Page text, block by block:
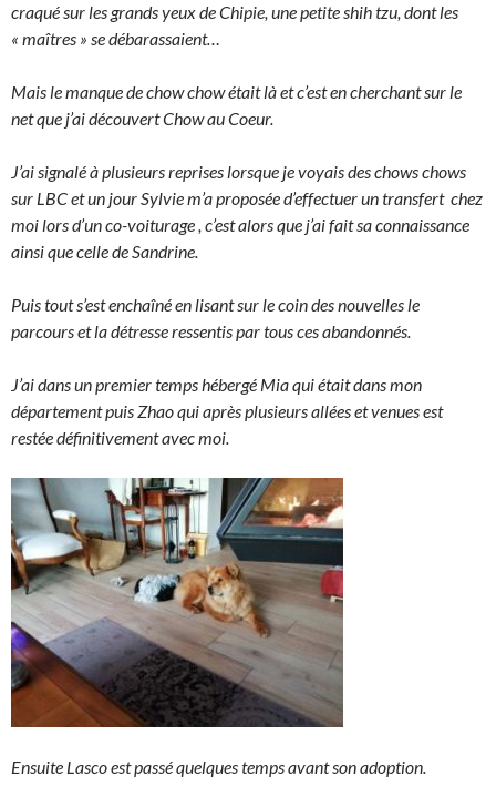
craqué sur les grands yeux de Chipie, une petite shih tzu, dont les
« maîtres » se débarassaient…
Mais le manque de chow chow était là et c’est en cherchant sur le
net que j’ai découvert Chow au Coeur.
J’ai signalé à plusieurs reprises lorsque je voyais des chows chows
sur LBC et un jour Sylvie m’a proposée d’effectuerun transfert chez
moi lors d’un co-voiturage , c’est alors que j’ai fait sa connaissance
ainsi que celle de Sandrine.
Puis tout s’est enchaîné en lisant sur le coin des nouvelles le
parcours et la détresse ressentis par tous ces abandonnés.
J’ai dans un premier temps hébergé Mia qui était dans mon
département puis Zhao qui après plusieurs allées et venues est
restéedéfinitivement avec moi.
Ensuite Lasco est passé quelques temps avant son adoption.